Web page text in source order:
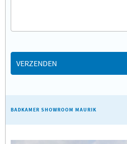
VERZENDEN
BADKAMER SHOWROOM MAURIK